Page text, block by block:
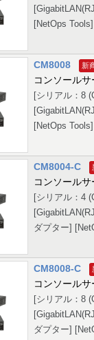
[NetOps
CM8008
コンソールサ
[シリアル：8
[NetOps
CM8004-C
コンソールサ
[シリアル：4
ダプター]
CM8008-C
コンソールサ
[シリアル：8
ダプター]